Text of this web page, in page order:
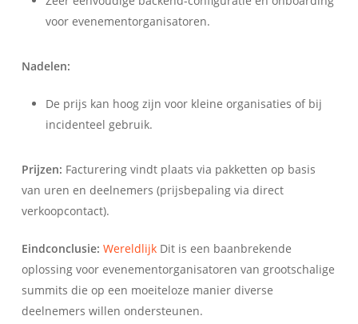
voor evenementorganisatoren.
Nadelen:
De prijs kan hoog zijn voor kleine organisaties of bij
incidenteel gebruik.
Prijzen: Facturering vindt plaats via pakketten op basis
van uren en deelnemers (prijsbepaling via direct
verkoopcontact).
Eindconclusie: WereldlijkDit is een baanbrekende
oplossing voor evenementorganisatoren van grootschalige
summits die op een moeiteloze manier diverse
deelnemers willen ondersteunen.